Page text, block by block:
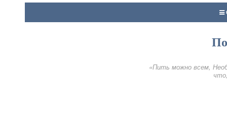
«Пить можно всем,